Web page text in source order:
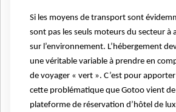
Si les moyens de transport sont
sont pas les seuls moteurs du secteur à
sur l’environnement. L’hébergement
une véritable variable à prendre en
de voyager « vert ». C’est pour
cette problématique que Gotoo vient
plateforme de réservation d’hôtel de